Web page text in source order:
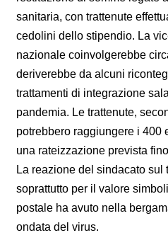
sanitaria, con trattenute
cedolini dello stipendio. La
nazionale coinvolgerebbe
deriverebbe da alcuni
trattamenti di integrazione
pandemia. Le trattenute,
potrebbero raggiungere i 400
una rateizzazione prevista
La reazione del sindacato sul
soprattutto per il valore
postale ha avuto nella
ondata del virus.